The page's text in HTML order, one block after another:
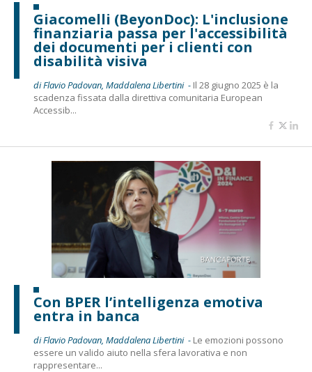
Giacomelli (BeyonDoc): L'inclusione
finanziaria passa per l'accessibilità
dei documenti per i clienti con
disabilità visiva
di Flavio Padovan, Maddalena Libertini - Il 28 giugno 2025 è la
scadenza fissata dalla direttiva comunitaria European
Accessib...
Con BPER l’intelligenza emotiva
entra in banca
di Flavio Padovan, Maddalena Libertini - Le emozioni possono
essere un valido aiuto nella sfera lavorativa e non
rappresentare...